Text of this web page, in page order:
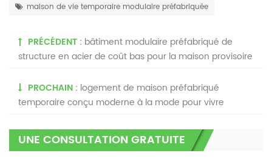
maison de vie temporaire modulaire préfabriquée
PRÉCÉDENT : bâtiment modulaire préfabriqué de
structure en acier de coût bas pour la maison provisoire
PROCHAIN : logement de maison préfabriqué
temporaire conçu moderne à la mode pour vivre
UNE CONSULTATION GRATUITE